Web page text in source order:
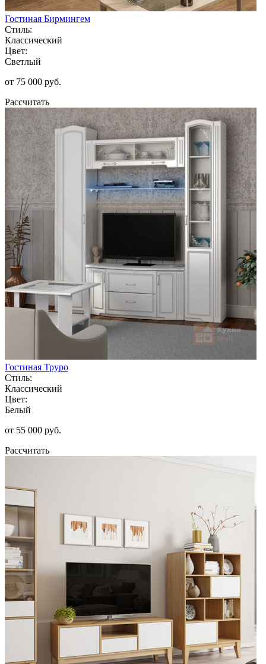
Гостиная Бирмингем
Стиль:
Классический
Цвет:
Светлый
от 75 000 руб.
Рассчитать
Гостиная Труро
Стиль:
Классический
Цвет:
Белый
от 55 000 руб.
Рассчитать